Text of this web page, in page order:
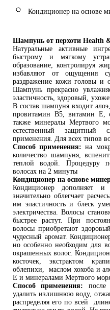
Кондиционер на основе
Шампунь от перхоти Health
Натуральные активные
быстрому и мягкому
образование, контролируя
избавляют от ощущения
раздражение кожи головы и
Шампунь прекрасно
эластичность, здоровый,
В состав шампуня входит
провитамин В5, витамин Е,
также минералы Мертвого
естественный защитный
применения. Для всех типов
Способ применения: на
количество шампуня,
теплой водой. Процедуру
волосах на 2 минуты
Кондиционер на основе
Кондиционер дополняет и
значительно облегчает
им эластичность и блеск
электричества. Волосы
быстрее растут. При
волосы приобретают
чудесный аромат.
но особенно необходим для
окрашенных волос.
косточек, экстрактом
облепихи, маслом хохоба и
Е и минералами Мертвого
Способ применения: после
удалить излишнюю воду,
распределяя его по всей